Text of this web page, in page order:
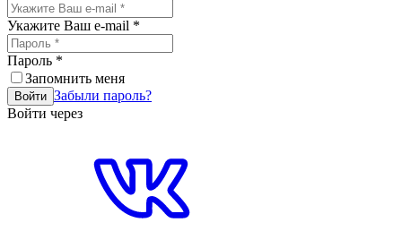
Укажите Ваш e-mail *
Пароль *
Запомнить меня
Войти Забыли пароль?
Войти через